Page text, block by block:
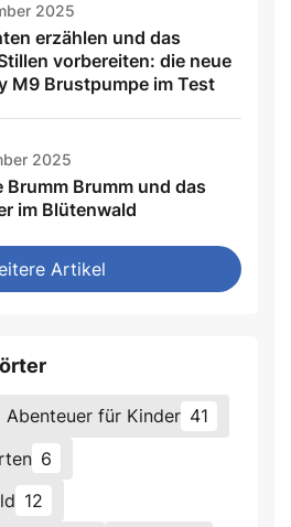
2025
erzählen und das
vorbereiten: die neue
M9 Brustpumpe im Test
2025
Brumm Brumm und das
im Blütenwald
Artikel
Abenteuer für Kinder 41
6
12